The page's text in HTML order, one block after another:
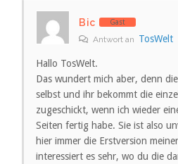
Bic Gast
Antwort an TosWelt
Hallo TosWelt.
Das wundert mich aber, denn
selbst und ihr bekommt die
zugeschickt, wenn ich wieder
Seiten fertig habe. Sie ist also
hier immer die Erstversion
interessiert es sehr, wo du die